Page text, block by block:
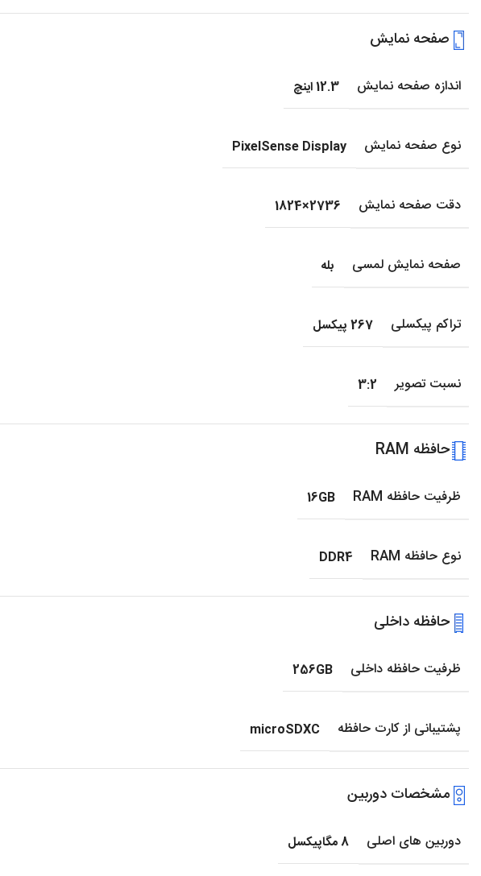
صفحه نمایش
اندازه صفحه نمایش 12.3 اینچ
نوع صفحه نمایش PixelSense Display
دقت صفحه نمایش 2736×1824
صفحه نمایش لمسی بله
تراکم پیکسلی 267 پیکسل
نسبت تصویر 3:2
حافظه RAM
ظرفیت حافظه RAM 16GB
نوع حافظه RAM DDR4
حافظه داخلی
ظرفیت حافظه داخلی 256GB
پشتیبانی از کارت حافظه microSDXC
مشخصات دوربین
دوربین های اصلی 8 مگاپیکسل